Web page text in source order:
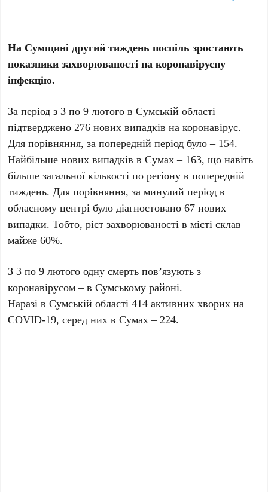
На Сумщині другий тиждень поспіль зростають
показники захворюваності на коронавірусну
інфекцію.
За період з 3 по 9 лютого в Сумській області
підтверджено 276 нових випадків на коронавірус.
Для порівняння, за попередній період було – 154.
Найбільше нових випадків в Сумах – 163, що навіть
більше загальної кількості по регіону в попередній
тиждень. Для порівняння, за минулий період в
обласному центрі було діагностовано 67 нових
випадки. Тобто, ріст захворюваності в місті склав
майже 60%.
З 3 по 9 лютого одну смерть пов’язують з
коронавірусом – в Сумському районі.
Наразі в Сумській області 414 активних хворих на
COVID-19, серед них в Сумах – 224.